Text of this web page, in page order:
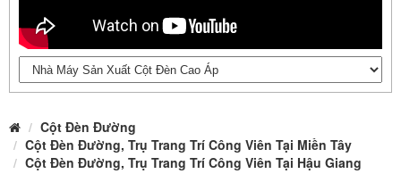
Cột Đèn Đường
Cột Đèn Đường, Trụ Trang Trí Công Viên Tại Miền Tây
Cột Đèn Đường, Trụ Trang Trí Công Viên Tại Hậu Giang